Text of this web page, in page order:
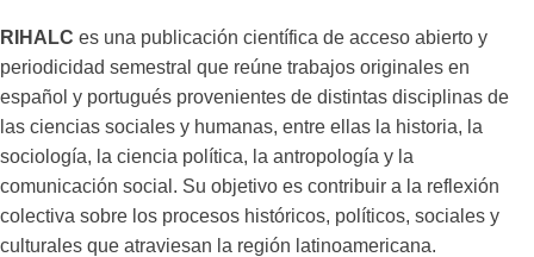
RIHALC es una publicación científica de acceso abierto y
periodicidad semestral que reúne trabajos originales en
español y portugués provenientes de distintas disciplinas de
las ciencias sociales y humanas, entre ellas la historia, la
sociología, la ciencia política, la antropología y la
comunicación social. Su objetivo es contribuir a la reflexión
colectiva sobre los procesos históricos, políticos, sociales y
culturales que atraviesan la región latinoamericana.